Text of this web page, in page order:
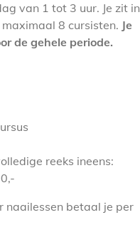
van 1 tot 3 uur. Je zit in
8 cursisten. Je
de gehele periode.
reeks ineens:
naailessen betaal je per